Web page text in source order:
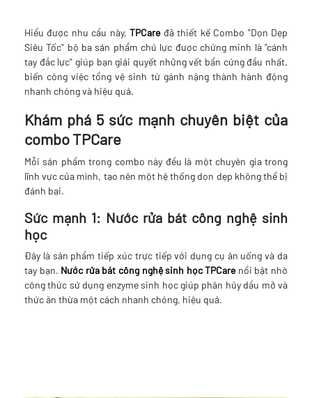
Hiểu được nhu cầu này,TPCaređã thiết kế Combo "Dọn Dẹp
Siêu Tốc" bộ ba sản phẩm chủ lực được chứng minh là "cánh
tay đắc lực" giúp bạn giải quyết những vết bẩn cứng đầu nhất,
biến công việc tổng vệ sinh từ gánh nặng thành hành động
nhanh chóng và hiệu quả.
Khám phá 5 sức mạnh chuyên biệt của
combo TPCare
Mỗi sản phẩm trong combo này đều là một chuyên gia trong
lĩnh vực của mình, tạo nên một hệ thống dọn dẹp không thể bị
đánh bại.
Sức mạnh 1: Nước rửa bát công nghệ sinh
học
Đây là sản phẩm tiếp xúc trực tiếp với dụng cụ ăn uống và da
tay bạn. Nước rửa bát công nghệ sinh học TPCarenổi bật nhờ
công thức sử dụng enzyme sinh học giúp phân hủy dầu mỡ và
thức ăn thừa một cách nhanh chóng, hiệu quả.